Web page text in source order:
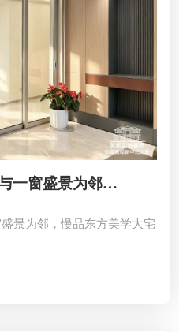
一窗盛景为邻，
常
景为邻，慢品东方美学大宅